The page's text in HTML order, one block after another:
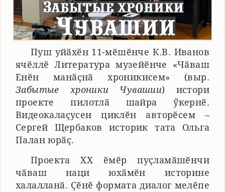
Пуш уйӑхӗн 11-мӗшӗнче К.В. Иванов
ячӗллӗ Литература музейӗнче «Чӑваш
Енӗн манӑҫнӑ хроникисем» (выр.
Забытые хроники Чувашии) истори
проекте пилотлӑ шайра ӳкернӗ.
Видеокалаҫусен циклӗн авторӗсем –
Сергей Щербаков историк тата Ольга
Палан юрӑҫ.
Проекта ХХ ӗмӗр пуҫламӑшӗнчи
чӑваш наци юхӑмӗн историне
халалланӑ. Ҫӗнӗ формата диалог мелӗпе